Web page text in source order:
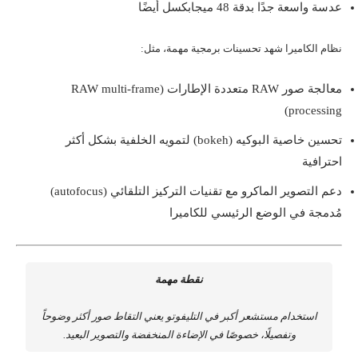
عدسة واسعة جدًا بدقة 48 ميجابكسل أيضًا
نظام الكاميرا شهد تحسينات برمجية مهمة، مثل:
معالجة صور RAW متعددة الإطارات (RAW multi-frame
processing)
تحسين خاصية البوكيه (bokeh) لتمويه الخلفية بشكل أكثر
احترافية
دعم التصوير الماكرو مع تقنيات التركيز التلقائي (autofocus)
مُدمجة في الوضع الرئيسي للكاميرا
نقطة مهمة
استخدام مستشعر أكبر في التليفوتو يعني التقاط صور أكثر وضوحاً
وتفصيلًا، خصوصًا في الإضاءة المنخفضة والتصوير البعيد.